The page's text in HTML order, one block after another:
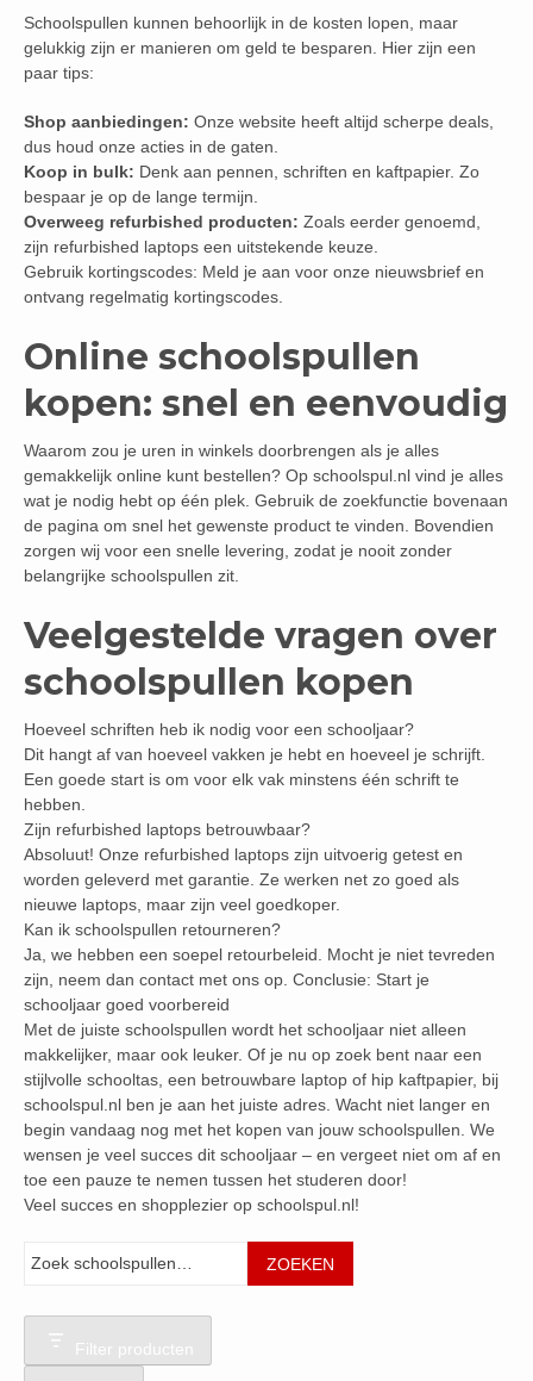
Schoolspullen kunnen behoorlijk in de kosten lopen, maar
gelukkig zijn er manieren om geld te besparen. Hier zijn een
paar tips:
Shop aanbiedingen: Onze website heeft altijd scherpe deals,
dus houd onze acties in de gaten.
Koop in bulk: Denk aan pennen, schriften en kaftpapier. Zo
bespaar je op de lange termijn.
Overweeg refurbished producten: Zoals eerder genoemd,
zijn refurbished laptops een uitstekende keuze.
Gebruik kortingscodes: Meld je aan voor onze nieuwsbrief en
ontvang regelmatig kortingscodes.
Online schoolspullen
kopen: snel en eenvoudig
Waarom zou je uren in winkels doorbrengen als je alles
gemakkelijk online kunt bestellen? Op schoolspul.nl vind je alles
wat je nodig hebt op één plek. Gebruik de zoekfunctie bovenaan
de pagina om snel het gewenste product te vinden. Bovendien
zorgen wij voor een snelle levering, zodat je nooit zonder
belangrijke schoolspullen zit.
Veelgestelde vragen over
schoolspullen kopen
Hoeveel schriften heb ik nodig voor een schooljaar?
Dit hangt af van hoeveel vakken je hebt en hoeveel je schrijft.
Een goede start is om voor elk vak minstens één schrift te
hebben.
Zijn refurbished laptops betrouwbaar?
Absoluut! Onze refurbished laptops zijn uitvoerig getest en
worden geleverd met garantie. Ze werken net zo goed als
nieuwe laptops, maar zijn veel goedkoper.
Kan ik schoolspullen retourneren?
Ja, we hebben een soepel retourbeleid. Mocht je niet tevreden
zijn, neem dan contact met ons op. Conclusie: Start je
schooljaar goed voorbereid
Met de juiste schoolspullen wordt het schooljaar niet alleen
makkelijker, maar ook leuker. Of je nu op zoek bent naar een
stijlvolle schooltas, een betrouwbare laptop of hip kaftpapier, bij
schoolspul.nl ben je aan het juiste adres. Wacht niet langer en
begin vandaag nog met het kopen van jouw schoolspullen. We
wensen je veel succes dit schooljaar – en vergeet niet om af en
toe een pauze te nemen tussen het studeren door!
Veel succes en shopplezier op schoolspul.nl!
ZOEKEN
Filter producten